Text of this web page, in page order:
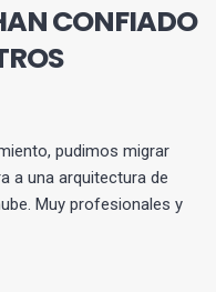
CONFIADO
pudimos migrar
a una arquitectura de
Muy profesionales y